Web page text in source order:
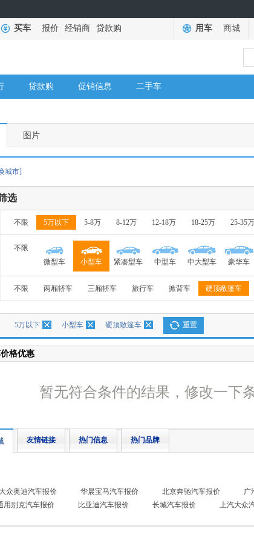
买车 报价 经销商 贷款购 用车 商城
贷款购 促销信息 二手车
图片
城市]
选
不限 5万以下 5-8万 8-12万 12-18万 18-25万 25-35万
不限
微型车
小型车 紧凑型车 中型车 中大型车 豪华车
不限 两厢轿车 三厢轿车 旅行车 掀背车 硬顶敞篷车
5万以下 小型车 硬顶敞篷车 重置
格优惠
暂无符合条件的结果，修改一下
友情链接 热门信息 热门品牌
众奥迪汽车报价 华晨宝马汽车报价 北京奔驰汽车报价 广
用别克汽车报价
比亚迪汽车报价 长城汽车报价 上汽大众